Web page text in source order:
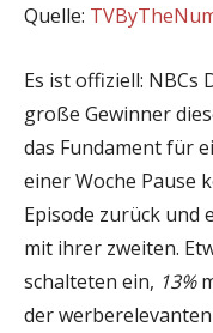
Quelle:
Es ist offiziell: NBCs
große Gewinner
das Fundament für
einer Woche Pause
Episode zurück und
mit ihrer zweiten.
schalteten ein, 13%
der